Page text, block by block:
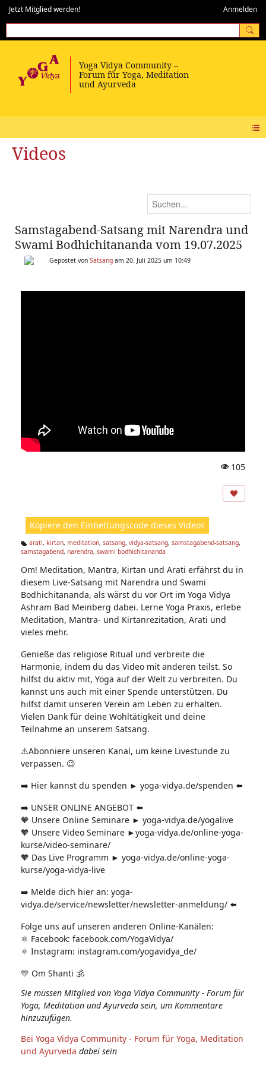
Jetzt Mitglied werden! Anmelden
Videos
Samstagabend-Satsang mit Narendra und
Swami Bodhichitananda vom 19.07.2025
Gepostet von Satsang am 20. Juli 2025 um 10:49
ic
n:
105
Kopiere den Einbettungscode dieses Videos
Ta
s:
arati, kirtan, meditation, satsang, vidya-satsang, samstagabend-satsang,
samstagabend, narendra, swami bodhichitananda
Om! Meditation, Mantra, Kirtan und Arati erfährst du in
diesem Live-Satsang mit Narendra und Swami
Bodhichitananda, als wärst du vor Ort im Yoga Vidya
Ashram Bad Meinberg dabei. Lerne Yoga Praxis, erlebe
Meditation, Mantra- und Kirtanrezitation, Arati und
vieles mehr.
Genieße das religiöse Ritual und verbreite die
Harmonie, indem du das Video mit anderen teilst. So
hilfst du aktiv mit, Yoga auf der Welt zu verbreiten. Du
kannst uns auch mit einer Spende unterstützen. Du
hilfst damit unseren Verein am Leben zu erhalten.
Vielen Dank für deine Wohltätigkeit und deine
Teilnahme an unserem Satsang.
⚠️Abonniere unseren Kanal, um keine Livestunde zu
verpassen. 😉
➡️ Hier kannst du spenden ► yoga-vidya.de/spenden ⬅️
➡️ UNSER ONLINE ANGEBOT ⬅️
🧡 Unsere Online Seminare ► yoga-vidya.de/yogalive
🧡 Unsere Video Seminare ►yoga-vidya.de/online-yoga-
kurse/video-seminare/
🧡 Das Live Programm ► yoga-vidya.de/online-yoga-
kurse/yoga-vidya-live
➡️ Melde dich hier an: yoga-
vidya.de/service/newsletter/newsletter-anmeldung/ ⬅️
Folge uns auf unseren anderen Online-Kanälen:
⚛️ Facebook: facebook.com/YogaVidya/
⚛️ Instagram: instagram.com/yogavidya_de/
💛 Om Shanti 🕉
Sie müssen Mitglied von Yoga Vidya Community - Forum für
Yoga, Meditation und Ayurveda sein, um Kommentare
hinzuzufügen.
Bei Yoga Vidya Community - Forum für Yoga, Meditation
und Ayurveda dabei sein